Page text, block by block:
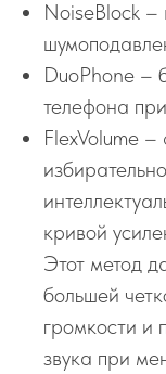
NoiseBlock
DuoPhone –
телефона
FlexVolume –
кривой
Этот метод
большей
громкости и
звука при